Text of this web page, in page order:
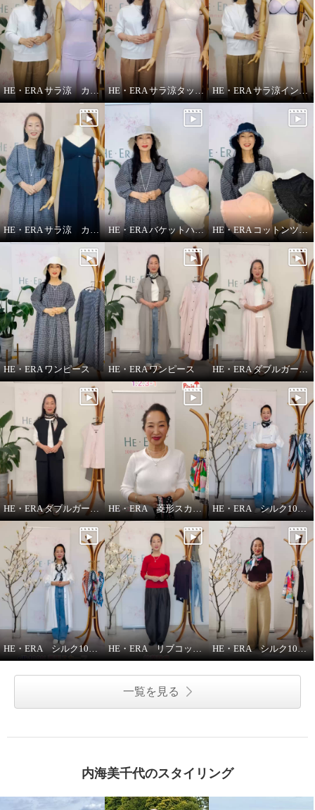
ヘ・エラ 抗菌防臭 あったか裏起
毛 九分袖インナーワンピース ２
色セット
ブラックベージュ
¥0
HE・ERA サラ涼 カップ付きインナー HE・ERA サラ涼タッチ ペチパンツ HE・ERA サラ涼インナー
HE・ERA バケットハット HE・ERA コットンツイル バケットハット
HE・ERA ワンピース HE・ERA ワンピース HE・ERA ダブルガーゼ パンツ
HE・ERA ダブルガーゼ ジレ HE・ERA 菱形スカーフの巻き方 HE・ERA シルク100％アレンジ広がる 菱形スカーフ
HE・ERA シルク100％スカーフのうれしい機能 HE・ERA リブコットンインナー 3枚セット HE・ERA シルク100％ スクエアー 大判スカーフ
一覧を見る
内海美千代のスタイリング